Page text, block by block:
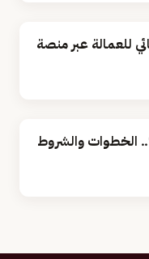
للعمالة عبر منصة
الخطوات والشروط